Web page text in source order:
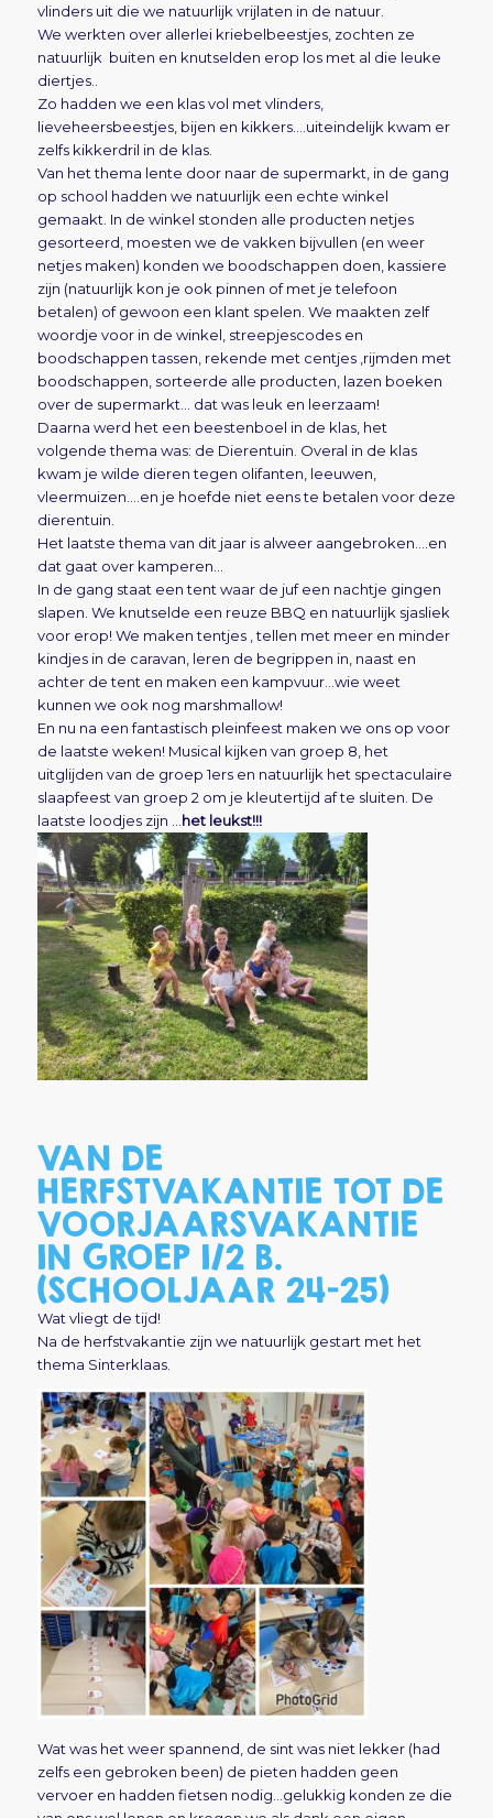
vlinders uit die we natuurlijk vrijlaten in de natuur.
We werkten over allerlei kriebelbeestjes, zochten ze
natuurlijk buiten en knutselden erop los met al die leuke
diertjes..
Zo hadden we een klas vol met vlinders,
lieveheersbeestjes, bijen en kikkers….uiteindelijk kwam er
zelfs kikkerdril in de klas.
Van het thema lente door naar de supermarkt, in de gang
op school hadden we natuurlijk een echte winkel
gemaakt. In de winkel stonden alle producten netjes
gesorteerd, moesten we de vakken bijvullen (en weer
netjes maken) konden we boodschappen doen, kassiere
zijn (natuurlijk kon je ook pinnen of met je telefoon
betalen) of gewoon een klant spelen. We maakten zelf
woordje voor in de winkel, streepjescodes en
boodschappen tassen, rekende met centjes ,rijmden met
boodschappen, sorteerde alle producten, lazen boeken
over de supermarkt… dat was leuk en leerzaam!
Daarna werd het een beestenboel in de klas, het
volgende thema was: de Dierentuin. Overal in de klas
kwam je wilde dieren tegen olifanten, leeuwen,
vleermuizen….en je hoefde niet eens te betalen voor deze
dierentuin.
Het laatste thema van dit jaar is alweer aangebroken….en
dat gaat over kamperen…
In de gang staat een tent waar de juf een nachtje gingen
slapen. We knutselde een reuze BBQ en natuurlijk sjasliek
voor erop! We maken tentjes , tellen met meer en minder
kindjes in de caravan, leren de begrippen in, naast en
achter de tent en maken een kampvuur…wie weet
kunnen we ook nog marshmallow!
En nu na een fantastisch pleinfeest maken we ons op voor
de laatste weken! Musical kijken van groep 8, het
uitglijden van de groep 1ers en natuurlijk het spectaculaire
slaapfeest van groep 2 om je kleutertijd af te sluiten. De
laatste loodjes zijn … het leukst!!!
VAN DE
HERFSTVAKANTIE TOT DE
VOORJAARSVAKANTIE
IN GROEP 1/2 B.
(SCHOOLJAAR 24-25)
Wat vliegt de tijd!
Na de herfstvakantie zijn we natuurlijk gestart met het
thema Sinterklaas.
Wat was het weer spannend, de sint was niet lekker (had
zelfs een gebroken been) de pieten hadden geen
vervoer en hadden fietsen nodig…gelukkig konden ze die